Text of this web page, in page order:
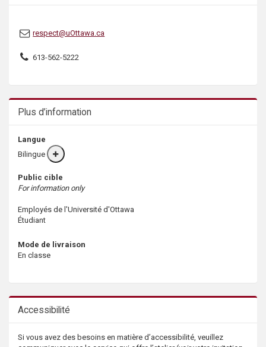
respect@uOttawa.ca
613-562-5222
Plus d’information
Langue
Bilingue
More
info
Public cible
For information only
Employés de l'Université d'Ottawa
Étudiant
Mode de livraison
En classe
Accessibilité
Si vous avez des besoins en matière d’accessibilité, veuillez